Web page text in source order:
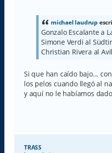
michael laudrup
Gonzalo Escalante a
Simone Verdi al
Christian Rivera al
Si que han caído bajo...
los pelos cuando llegó al
y aquí no le habíamos
TRASS